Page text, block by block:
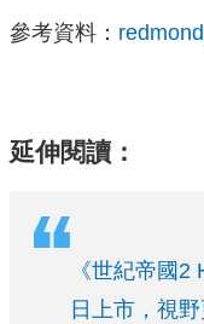
參考資料：
延伸閱讀：
《世紀帝國
日上市，視